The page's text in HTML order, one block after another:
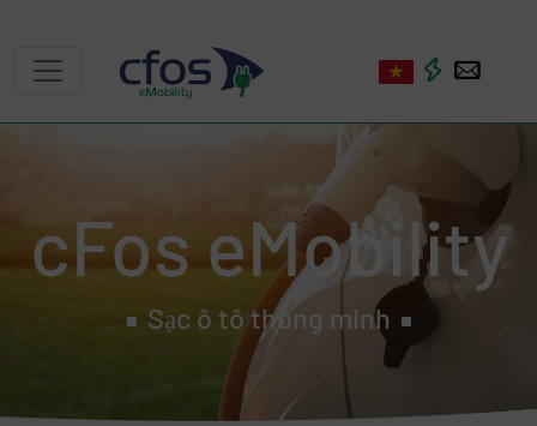
cFos eMobility
Sạc ô tô thông minh